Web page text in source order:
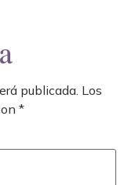
publicada. Los
*